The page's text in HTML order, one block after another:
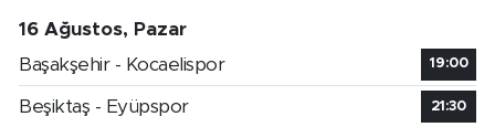
16 Ağustos, Pazar
Başakşehir - Kocaelispor
19:00
Beşiktaş - Eyüpspor 21:30